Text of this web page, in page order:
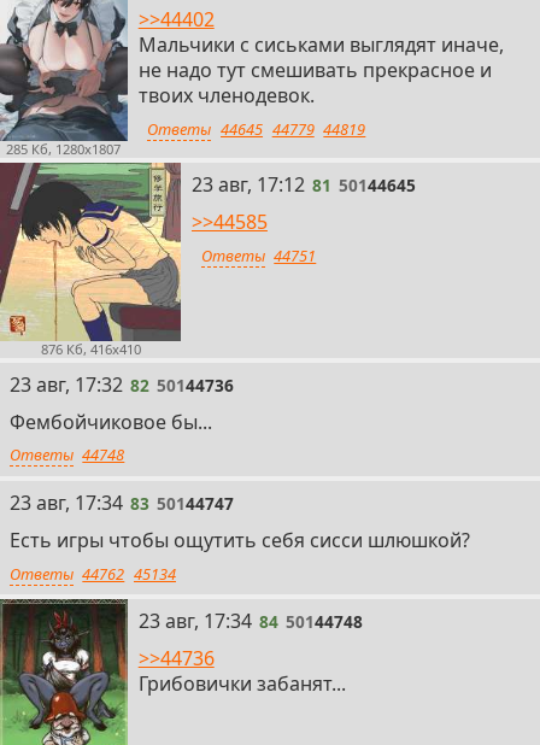
285 Кб, 1280x1807
>>44402
Мальчики с сиськами выглядят иначе,
не надо тут смешивать прекрасное и
твоих членодевок.
Ответы 44645 44779 44819
876 Кб, 416x410
81
23 авг, 17:12 81 50144645
>>44585
Ответы 44751
82
23 авг, 17:32 82 50144736
Фембойчиковое бы...
Ответы 44748
83
23 авг, 17:34 83 50144747
Есть игры чтобы ощутить себя сисси шлюшкой?
Ответы 44762 45134
84
23 авг, 17:34 84 50144748
>>44736
Грибовички забанят...